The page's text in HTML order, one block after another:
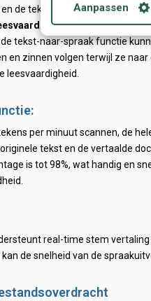
Aanpassen
de tekst zo vaak als nodig
de tekst-naar-spraak functie
en zinnen volgen terwijl ze naar
leesvaardigheid.
per minuut scannen, de
tekst en de vertaalde
is tot 98%, wat handig en
real-time stem
de snelheid van de